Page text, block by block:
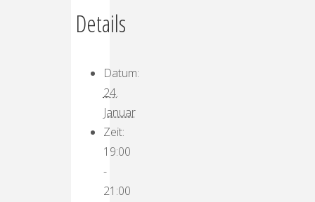
Details
Datum:
24.
Januar
Zeit:
19:00
-
21:00